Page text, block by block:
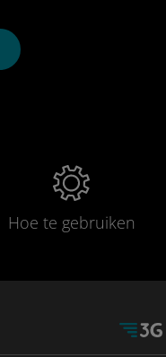
Hoe te gebruiken